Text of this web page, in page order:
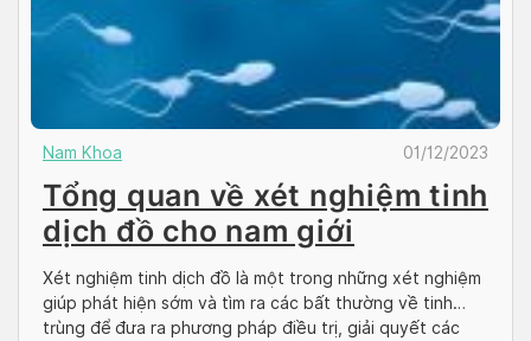
Nam Khoa 01/12/2023
Tổng quan về xét nghiệm tinh
dịch đồ cho nam giới
Xét nghiệm tinh dịch đồ là một trong những xét nghiệm
giúp phát hiện sớm và tìm ra các bất thường về tinh
trùng để đưa ra phương pháp điều trị, giải quyết các